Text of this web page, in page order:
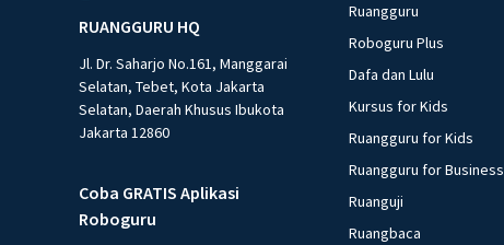
RUANGGURU HQ
Jl. Dr. Saharjo No.161, Manggarai
Selatan, Tebet, Kota Jakarta
Selatan, Daerah Khusus Ibukota
Jakarta 12860
Coba GRATIS Aplikasi
Roboguru
Ruangguru
Roboguru Plus
Dafa dan Lulu
Kursus for Kids
Ruangguru for Kids
Ruangguru for Business
Ruanguji
Ruangbaca